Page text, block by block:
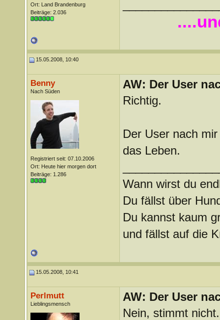
Ort: Land Brandenburg
Beiträge: 2.036
15.05.2008, 10:40
Benny
Nach Süden
Registriert seit: 07.10.2006
Ort: Heute hier morgen dort
Beiträge: 1.286
AW: Der User
Richtig.
Der User nach
das Leben.
Wann wirst du
Du fällst über
Du kannst kaum
und fällst auf die
15.05.2008, 10:41
Perlmutt
Lieblingsmensch
AW: Der User
Nein, stimmt